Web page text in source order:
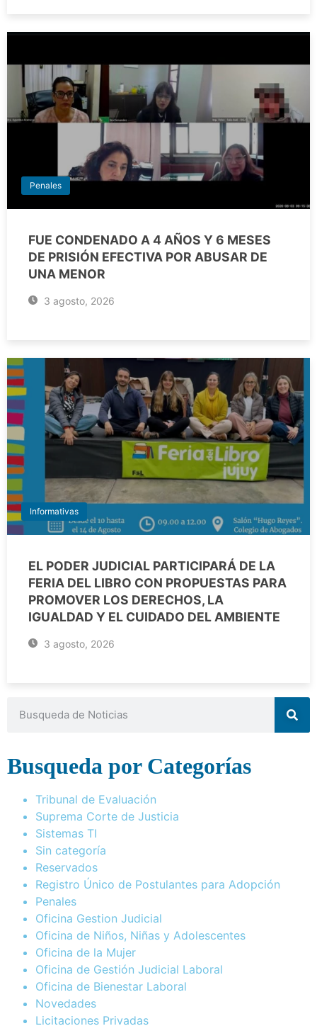
Penales
FUE CONDENADO A 4 AÑOS Y 6 MESES
DE PRISIÓN EFECTIVA POR ABUSAR DE
UNA MENOR
3 agosto, 2026
Informativas
EL PODER JUDICIAL PARTICIPARÁ DE LA
FERIA DEL LIBRO CON PROPUESTAS PARA
PROMOVER LOS DERECHOS, LA
IGUALDAD Y EL CUIDADO DEL AMBIENTE
3 agosto, 2026
Busqueda por Categorías
Tribunal de Evaluación
Suprema Corte de Justicia
Sistemas TI
Sin categoría
Reservados
Registro Único de Postulantes para Adopción
Penales
Oficina Gestion Judicial
Oficina de Niños, Niñas y Adolescentes
Oficina de la Mujer
Oficina de Gestión Judicial Laboral
Oficina de Bienestar Laboral
Novedades
Licitaciones Privadas